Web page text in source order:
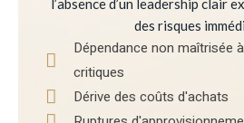
l’absence d’un leadership clair
des risques
Dépendance non maîtrisée
critiques
Dérive des coûts d'achats